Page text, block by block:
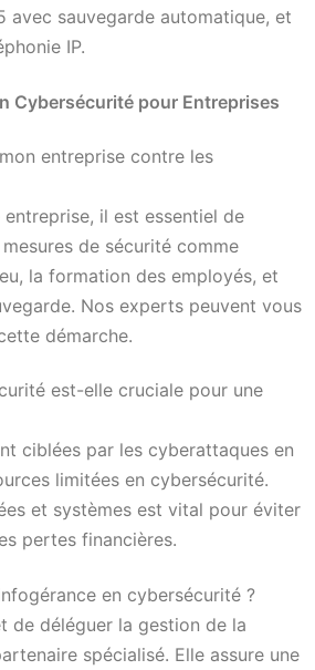
sauvegarde automatique, et
IP.
Cybersécurité pour Entreprises
entreprise contre les
il est essentiel de
de sécurité comme
la formation des employés, et
Nos experts peuvent vous
démarche.
est-elle cruciale pour une
ciblées par les cyberattaques en
limitées en cybersécurité.
et systèmes est vital pour éviter
pertes financières.
en cybersécurité ?
de déléguer la gestion de la
spécialisé. Elle assure une